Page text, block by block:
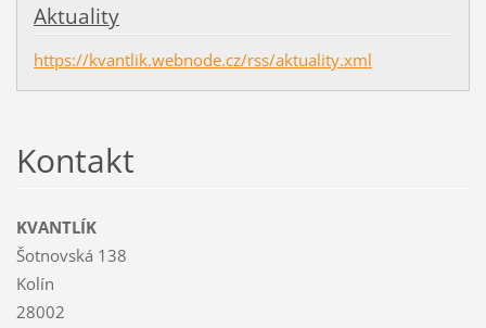
Aktuality
https://kvantlik.webnode.cz/rss/aktuality.xml
Kontakt
KVANTLÍK
Šotnovská 138
Kolín
28002